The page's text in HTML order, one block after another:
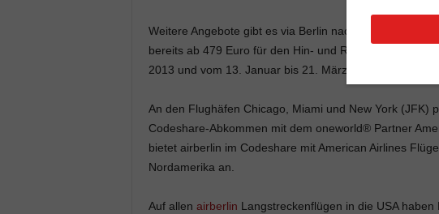
Weitere Angebote gibt es via Berlin nach Chicago. In
bereits ab 479 Euro für den Hin- und Rückflug im
2013 und vom 13. Januar bis 21. März 2014.
An den Flughäfen Chicago, Miami und New York (JFK)
Codeshare-Abkommen mit dem oneworld® Partner
bietet airberlin im Codeshare mit American Airlines
Nordamerika an.
Auf allen airberlin Langstreckenflügen in die USA